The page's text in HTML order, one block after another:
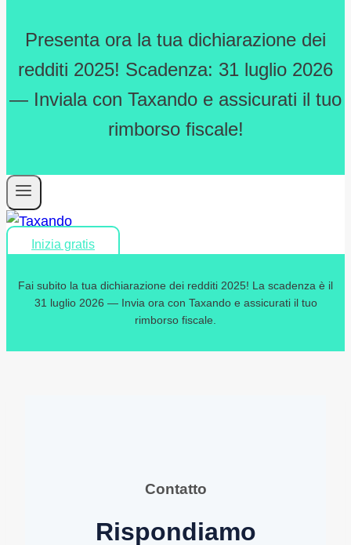
Presenta ora la tua dichiarazione dei
redditi 2025! Scadenza: 31 luglio 2026
— Inviala con Taxando e assicurati il tuo
rimborso fiscale!
Inizia gratis
Fai subito la tua dichiarazione dei redditi 2025! La scadenza è il
31 luglio 2026 — Invia ora con Taxando e assicurati il tuo
rimborso fiscale.
Contatto
Rispondiamo